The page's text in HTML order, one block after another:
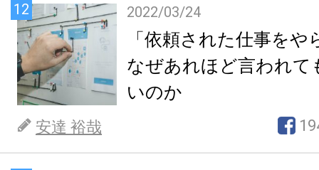
12 2022/03/24
「依頼された仕事を
なぜあれほど言われて
いのか
安達 裕哉